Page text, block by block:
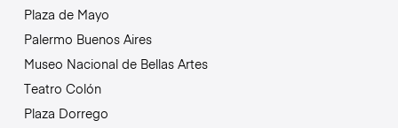
Plaza de Mayo
Palermo Buenos Aires
Museo Nacional de Bellas Artes
Teatro Colón
Plaza Dorrego